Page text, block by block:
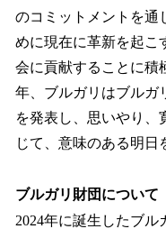
のコミットメントを通
めに現在に革新を起こ
会に貢献することに積
年、ブルガリはブルガ
を発表し、思いやり、
じて、意味のある明日
ブルガリ財団について
2024年に誕生したブル